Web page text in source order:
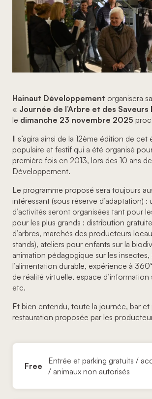
Hainaut Développement organisera
« Journée de l’Arbre et des Saveurs
le dimanche 23 novembre 2025
Il s’agira ainsi de la 12ème édition de
populaire et festif qui a été organisé
première fois en 2013, lors des 10 ans
Développement.
Le programme proposé sera toujours
intéressant (sous réserve d’adaptation) :
d’activités seront organisées tant pour
pour les plus grands : distribution
d’arbres, marchés des producteurs
stands), ateliers pour enfants sur la
animation pédagogique sur les insectes,
l’alimentation durable, expérience à
de réalité virtuelle, espace d’information
etc.
Et bien entendu, toute la journée, bar et
restauration proposée par les
Free
Entrée et parking gratuits /
/ animaux non autorisés